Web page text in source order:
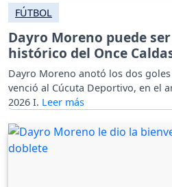
FÚTBOL
Dayro Moreno puede
histórico del Once
Dayro Moreno anotó los dos
venció al Cúcuta Deportivo, en el
2026 I.